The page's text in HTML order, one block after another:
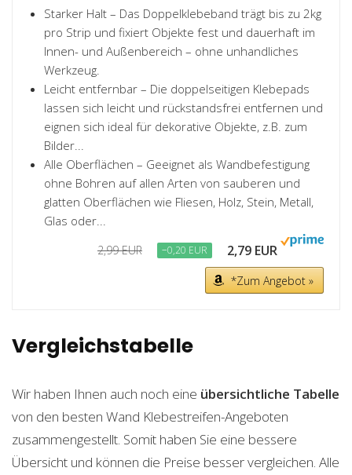
Starker Halt – Das Doppelklebeband trägt bis zu 2kg
pro Strip und fixiert Objekte fest und dauerhaft im
Innen- und Außenbereich – ohne unhandliches
Werkzeug.
Leicht entfernbar – Die doppelseitigen Klebepads
lassen sich leicht und rückstandsfrei entfernen und
eignen sich ideal für dekorative Objekte, z.B. zum
Bilder...
Alle Oberflächen – Geeignet als Wandbefestigung
ohne Bohren auf allen Arten von sauberen und
glatten Oberflächen wie Fliesen, Holz, Stein, Metall,
Glas oder...
2,99 EUR −0,20 EUR 2,79 EUR
*Zum Angebot »
Vergleichstabelle
Wir haben Ihnen auch noch eine übersichtliche Tabelle
von den besten Wand Klebestreifen-Angeboten
zusammengestellt. Somit haben Sie eine bessere
Übersicht und können die Preise besser vergleichen. Alle